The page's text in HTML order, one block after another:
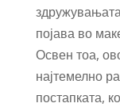
појава во
Освен тоа,
најтемелно
постапката,